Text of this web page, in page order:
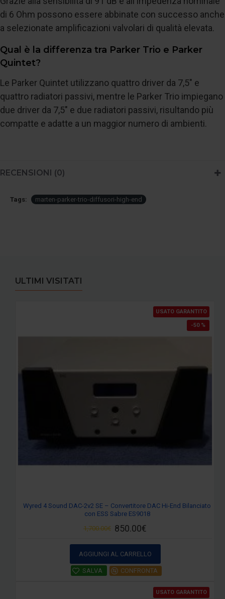
di 6 Ohm possono essere abbinate con successo anche
a selezionate amplificazioni valvolari di qualità elevata.
Qual è la differenza tra Parker Trio e Parker
Quintet?
Le Parker Quintet utilizzano quattro driver da 7,5" e
quattro radiatori passivi, mentre le Parker Trio impiegano
due driver da 7,5" e due radiatori passivi, risultando più
compatte e adatte a un maggior numero di ambienti.
RECENSIONI (0)
Tags: marten-parker-trio-diffusori-high-end
ULTIMI VISITATI
USATO GARANTITO
-50 %
Wyred 4 Sound DAC-2v2 SE – Convertitore DAC Hi-End Bilanciato
con ESS Sabre ES9018
850.00€
1,700.00€
AGGIUNGI AL CARRELLO
SALVA CONFRONTA
USATO GARANTITO